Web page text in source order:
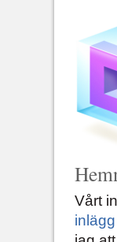
Vårt